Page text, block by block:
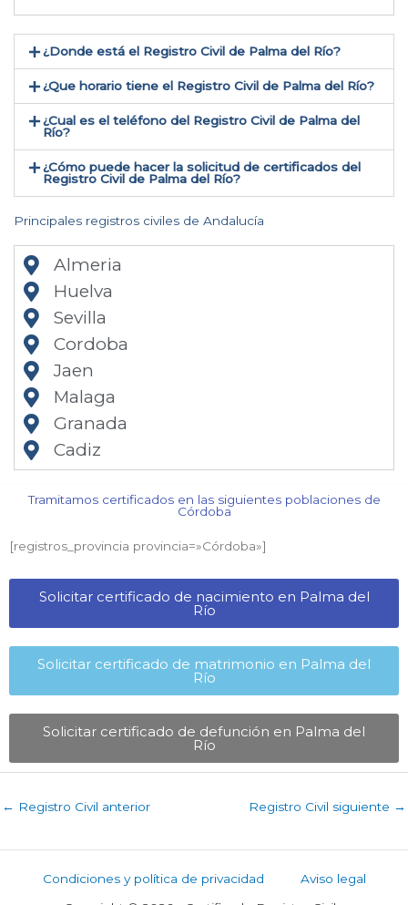
¿Donde está el Registro Civil de Palma del Río​?
¿Que horario tiene el Registro Civil de Palma del Río?
¿Cual es el teléfono del Registro Civil de Palma del
Río​?
¿Cómo puede hacer la solicitud de certificados del
Registro Civil de Palma del Río​?
Principales registros civiles de Andalucía
Almeria
Huelva
Sevilla
Cordoba
Jaen
Malaga
Granada
Cadiz
Tramitamos certificados en las siguientes poblaciones de
Córdoba​
[registros_provincia provincia=»Córdoba​»]
Solicitar certificado de nacimiento en Palma del
Río​
Solicitar certificado de matrimonio en Palma del
Río​
Solicitar certificado de defunción en Palma del
Río​
← Registro Civil anterior Registro Civil siguiente →
Condiciones y política de privacidad
Aviso legal